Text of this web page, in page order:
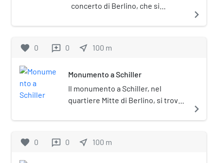
concerto di Berlino, che si
ed è nota anche come
tutela monumentale
navigate_next
favorite 0 reviews 0 near_me 100 m
Monumento a Schiller
Il monumento a Schiller, nel
quartiere Mitte di Berlino, si trova
Gendarmenmarkt, di fronte alla
l'odierna Konzerthaus Berlin. Il
navigate_next
favorite 0 reviews 0 near_me 100 m